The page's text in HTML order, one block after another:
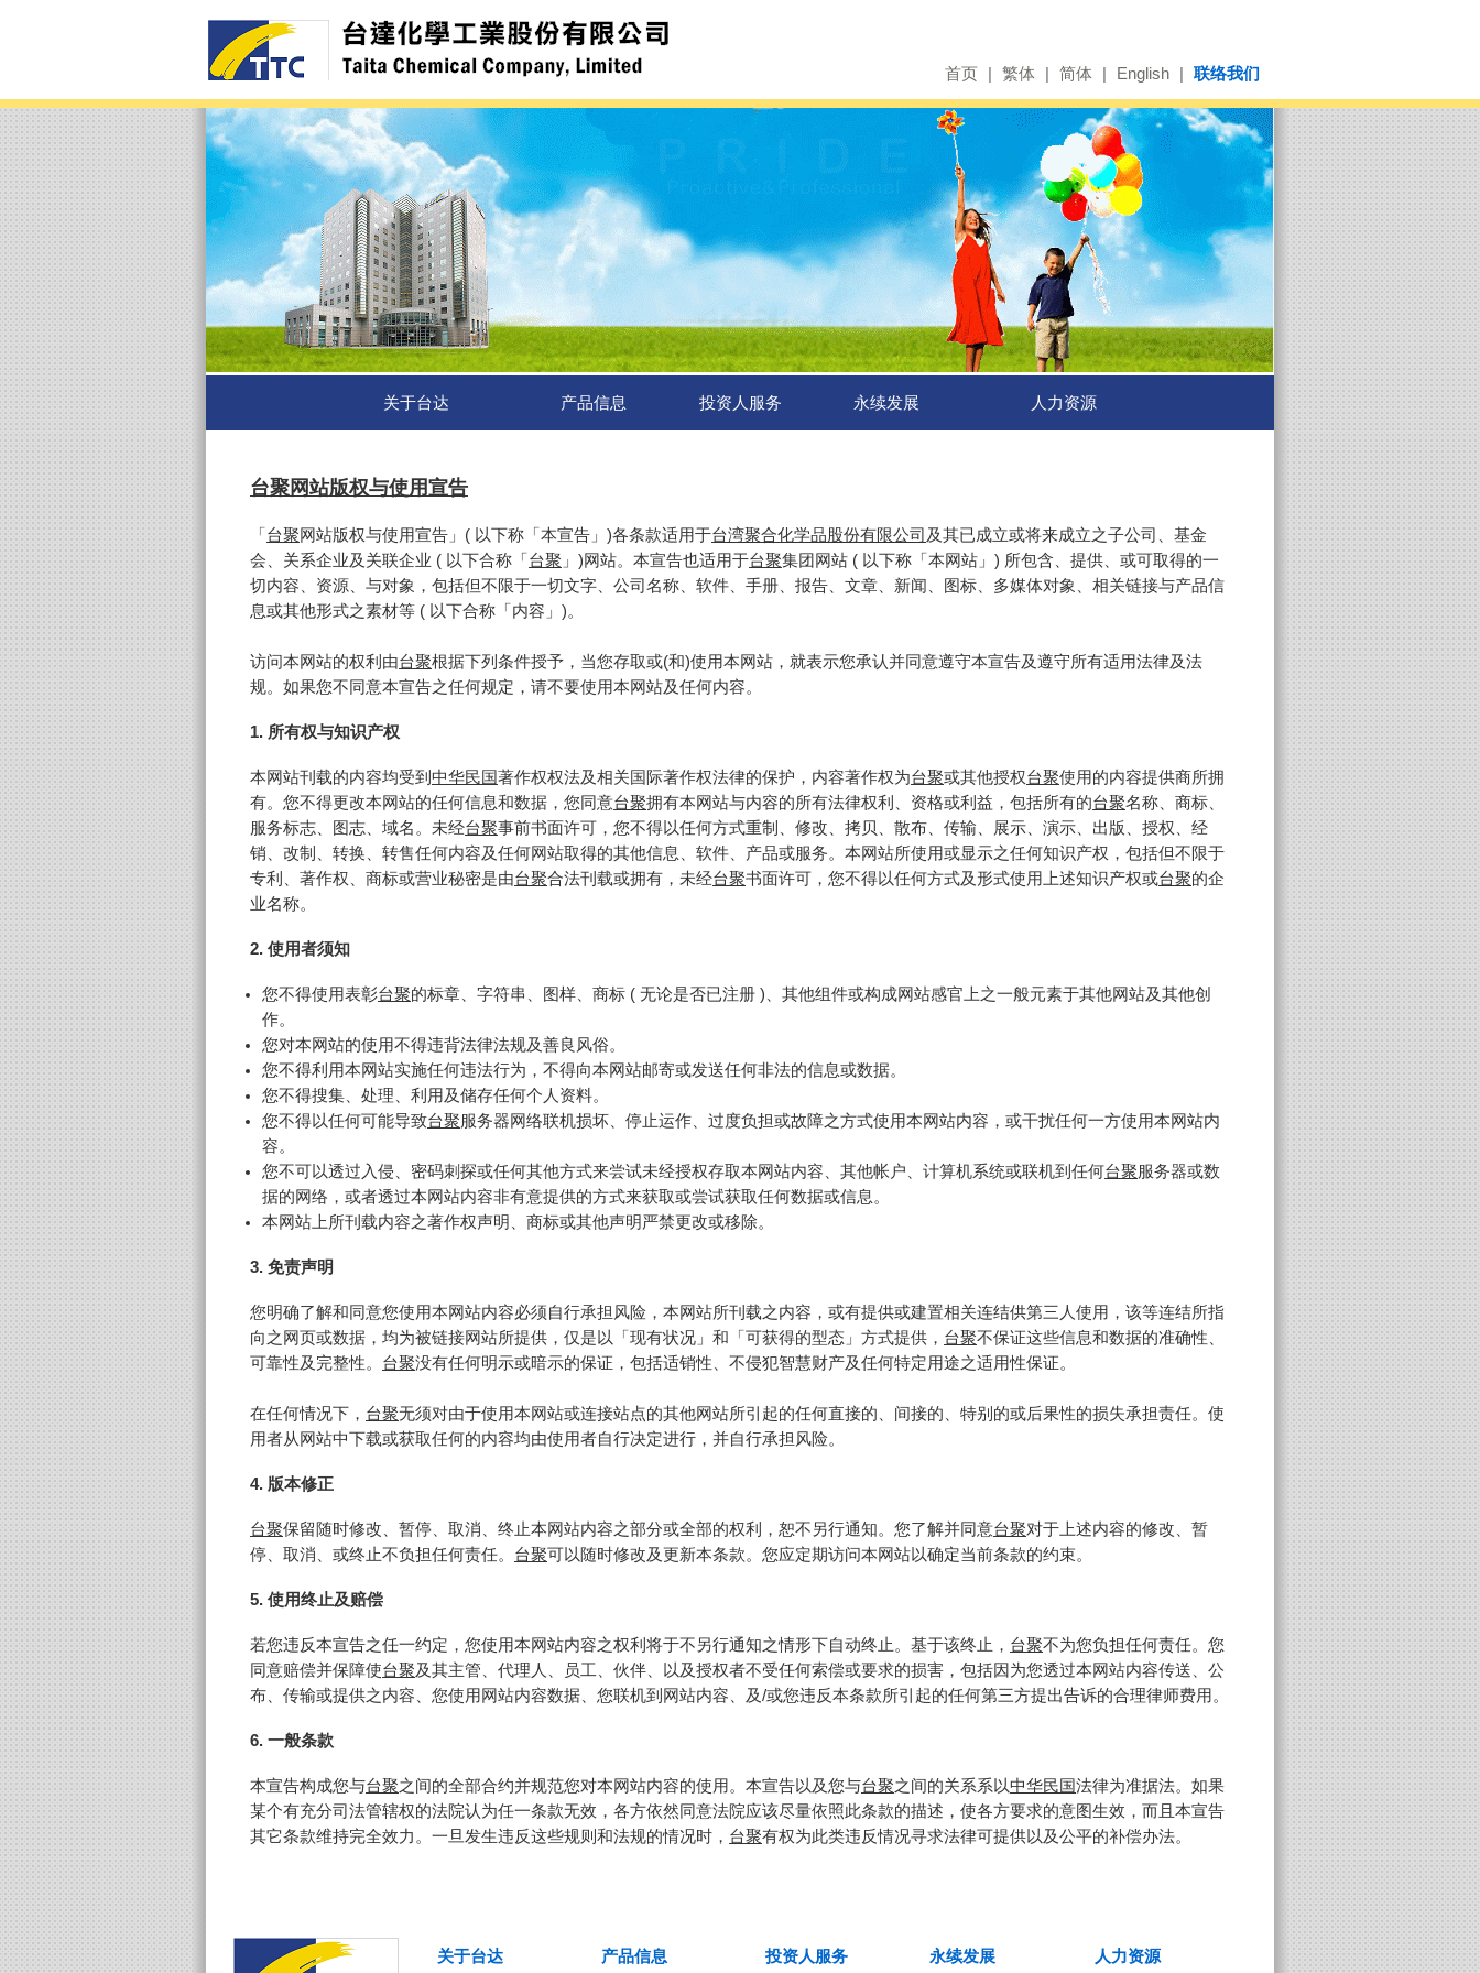
首页 繁体 简体 English 联络我们
关于台达 产品信息 投资人服务 永续发展 人力资源
台聚网站版权与使用宣告
「 台聚网站版权与使用宣告」( 以下称「本宣告」)各条款适用于台湾聚合化学品股份有限公司 及其已成立或将来成立之子公司、基金
会、关系企业及关联企业 ( 以下合称「 台聚 」)网站。本宣告也适用于台聚集团网站 ( 以下称「本网站」) 所包含、提供、或可取得的一
切内容、资源、与对象，包括但不限于一切文字、公司名称、软件、手册、报告、文章、新闻、图标、多媒体对象、相关链接与产品信
息或其他形式之素材等 ( 以下合称「内容」)。
访问本网站的权利由台聚根据下列条件授予，当您存取或(和)使用本网站，就表示您承认并同意遵守本宣告及遵守所有适用法律及法
规。如果您不同意本宣告之任何规定，请不要使用本网站及任何内容。
1. 所有权与知识产权
本网站刊载的内容均受到 中华民国著作权权法及相关国际著作权法律的保护，内容著作权为台聚或其他授权台聚使用的内容提供商所拥
有。您不得更改本网站的任何信息和数据，您同意台聚拥有本网站与内容的所有法律权利、资格或利益，包括所有的台聚名称、商标、
服务标志、图志、域名。未经台聚事前书面许可，您不得以任何方式重制、修改、拷贝、散布、传输、展示、演示、出版、授权、经
销、改制、转换、转售任何内容及任何网站取得的其他信息、软件、产品或服务。本网站所使用或显示之任何知识产权，包括但不限于
专利、著作权、商标或营业秘密是由台聚合法刊载或拥有，未经台聚书面许可，您不得以任何方式及形式使用上述知识产权或台聚的企
业名称。
2. 使用者须知
您不得使用表彰台聚的标章、字符串、图样、商标 ( 无论是否已注册 )、其他组件或构成网站感官上之一般元素于其他网站及其他创
作。
您对本网站的使用不得违背法律法规及善良风俗。
您不得利用本网站实施任何违法行为，不得向本网站邮寄或发送任何非法的信息或数据。
您不得搜集、处理、利用及储存任何个人资料。
您不得以任何可能导致台聚 服务器网络联机损坏、停止运作、过度负担或故障之方式使用本网站内容，或干扰任何一方使用本网站内
容。
您不可以透过入侵、密码刺探或任何其他方式来尝试未经授权存取本网站内容、其他帐户、计算机系统或联机到任何台聚 服务器或数
据的网络，或者透过本网站内容非有意提供的方式来获取或尝试获取任何数据或信息。
本网站上所刊载内容之著作权声明、商标或其他声明严禁更改或移除。
3. 免责声明
您明确了解和同意您使用本网站内容必须自行承担风险，本网站所刊载之内容，或有提供或建置相关连结供第三人使用，该等连结所指
向之网页或数据，均为被链接网站所提供，仅是以「现有状况」和「可获得的型态」方式提供， 台聚不保证这些信息和数据的准确性、
可靠性及完整性。 台聚没有任何明示或暗示的保证，包括适销性、不侵犯智慧财产及任何特定用途之适用性保证。
在任何情况下， 台聚无须对由于使用本网站或连接站点的其他网站所引起的任何直接的、间接的、特别的或后果性的损失承担责任。使
用者从网站中下载或获取任何的内容均由使用者自行决定进行，并自行承担风险。
4. 版本修正
台聚保留随时修改、暂停、取消、终止本网站内容之部分或全部的权利，恕不另行通知。您了解并同意台聚对于上述内容的修改、暂
停、取消、或终止不负担任何责任。 台聚可以随时修改及更新本条款。您应定期访问本网站以确定当前条款的约束。
5. 使用终止及赔偿
若您违反本宣告之任一约定，您使用本网站内容之权利将于不另行通知之情形下自动终止。基于该终止， 台聚不为您负担任何责任。您
同意赔偿并保障使台聚及其主管、代理人、员工、伙伴、以及授权者不受任何索偿或要求的损害，包括因为您透过本网站内容传送、公
布、传输或提供之内容、您使用网站内容数据、您联机到网站内容、及/或您违反本条款所引起的任何第三方提出告诉的合理律师费用。
6. 一般条款
本宣告构成您与台聚之间的全部合约并规范您对本网站内容的使用。本宣告以及您与台聚之间的关系系以中华民国法律为准据法。如果
某个有充分司法管辖权的法院认为任一条款无效，各方依然同意法院应该尽量依照此条款的描述，使各方要求的意图生效，而且本宣告
其它条款维持完全效力。一旦发生违反这些规则和法规的情况时， 台聚有权为此类违反情况寻求法律可提供以及公平的补偿办法。